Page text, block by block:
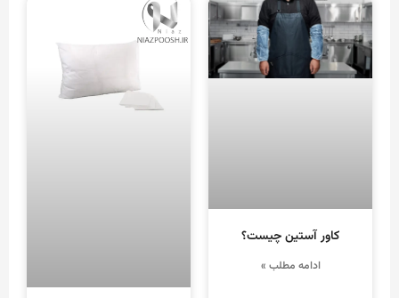
کاور آستین چیست؟
ادامه مطلب »